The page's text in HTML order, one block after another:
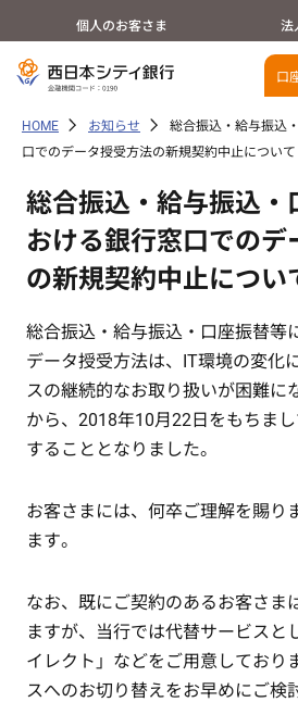
個人のお客さま 法
口
HOME お知らせ
総合振込・給与振込
口でのデータ授受方法の新規契約中止について
総合振込・給与振込・
おける銀行窓口でのデ
の新規契約中止につい
総合振込・給与振込・口座振替等
データ授受方法は、IT環境の変化
スの継続的なお取り扱いが困難に
から、2018年10月22日をもちま
することとなりました。
お客さまには、何卒ご理解を賜り
ます。
なお、既にご契約のあるお客さま
ますが、当行では代替サービスと
イレクト」などをご用意しており
スへのお切り替えをお早めにご検